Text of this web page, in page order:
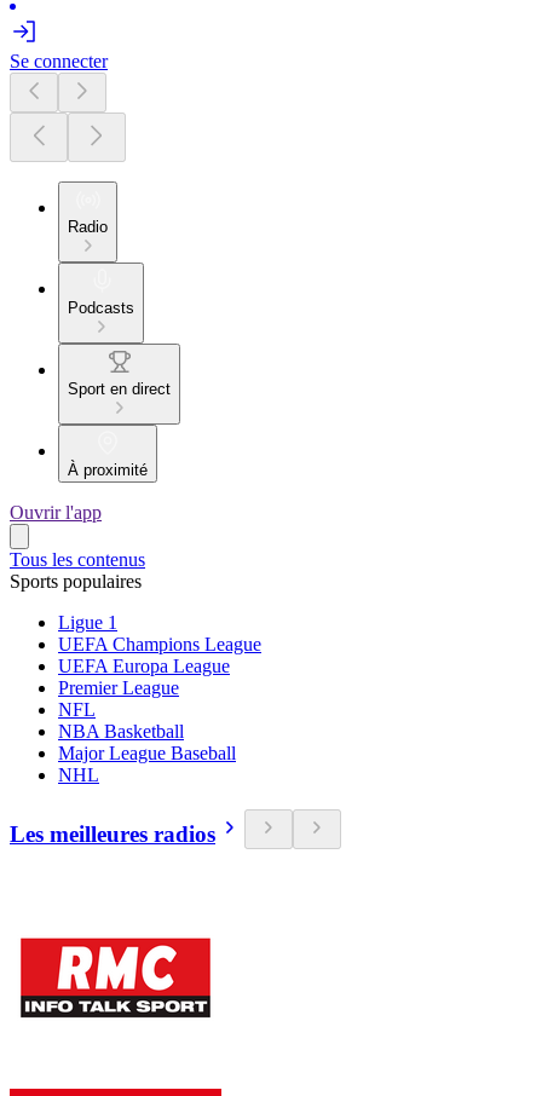
Se connecter
Radio
Podcasts
Sport en direct
À proximité
Ouvrir l'app
Tous les contenus
Sports populaires
Ligue 1
UEFA Champions League
UEFA Europa League
Premier League
NFL
NBA Basketball
Major League Baseball
NHL
Les meilleures radios